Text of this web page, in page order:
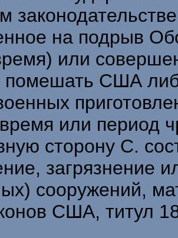
на подрыв
или
помешать США
или период
сторону С.
загрязнение
сооружений,
США, титул